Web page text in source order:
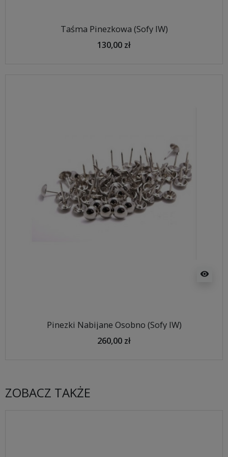
Taśma Pinezkowa (Sofy IW)
130,00 zł
visibility
Pinezki Nabijane Osobno (Sofy IW)
260,00 zł
ZOBACZ TAKŻE